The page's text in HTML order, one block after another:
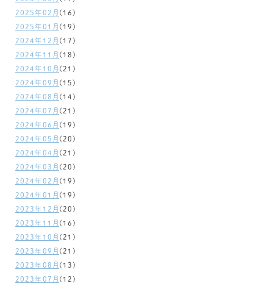
2025年02月 (16)
2025年01月 (19)
2024年12月 (17)
2024年11月 (18)
2024年10月 (21)
2024年09月 (15)
2024年08月 (14)
2024年07月 (21)
2024年06月 (19)
2024年05月 (20)
2024年04月 (21)
2024年03月 (20)
2024年02月 (19)
2024年01月 (19)
2023年12月 (20)
2023年11月 (16)
2023年10月 (21)
2023年09月 (21)
2023年08月 (13)
2023年07月 (12)